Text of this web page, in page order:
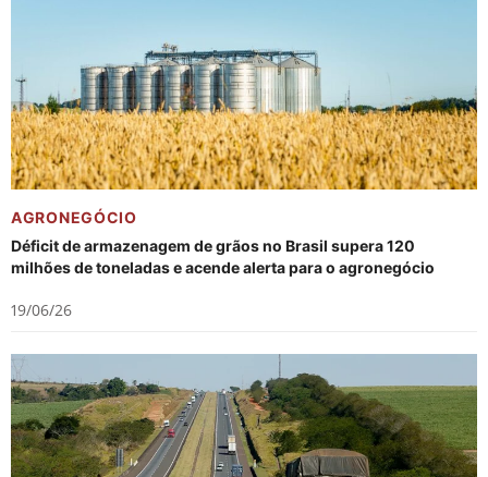
AGRONEGÓCIO
Déficit de armazenagem de grãos no Brasil supera 120
milhões de toneladas e acende alerta para o agronegócio
19/06/26